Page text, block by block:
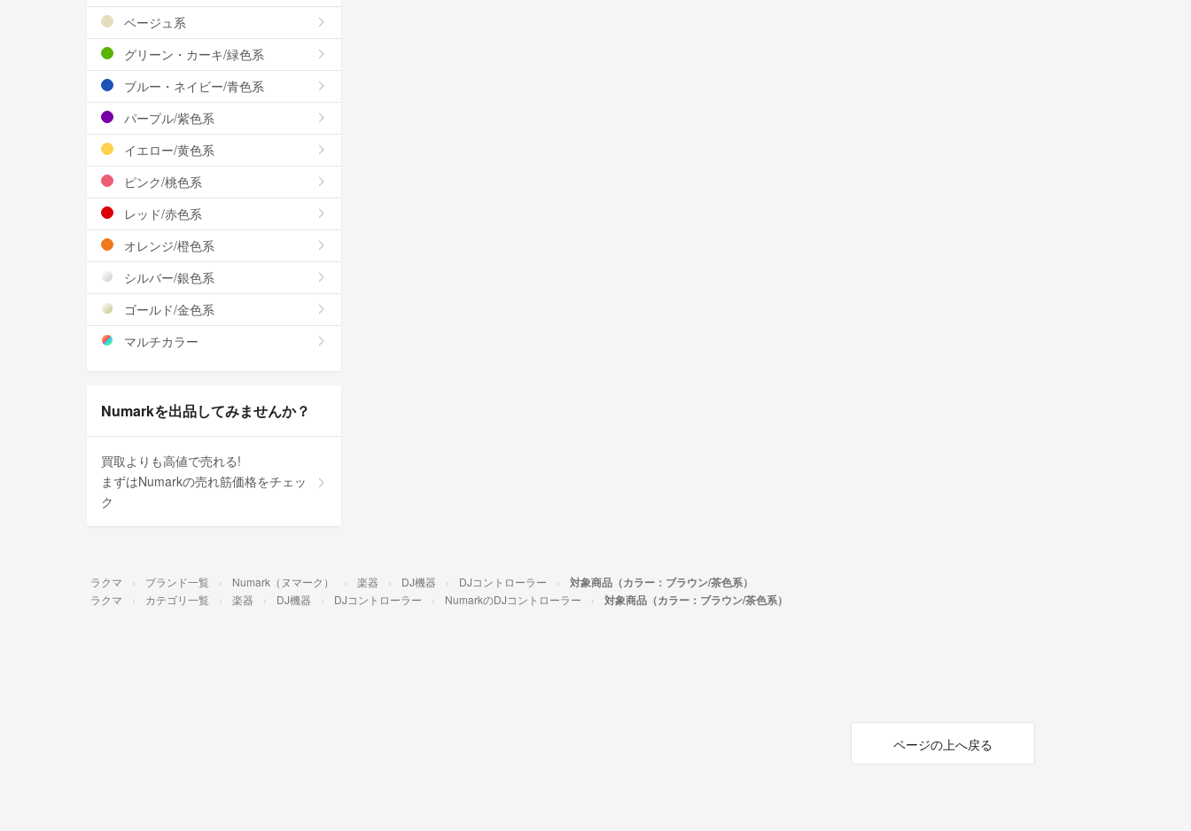
ベージュ系
グリーン・カーキ/緑色系
ブルー・ネイビー/青色系
パープル/紫色系
イエロー/黄色系
ピンク/桃色系
レッド/赤色系
オレンジ/橙色系
シルバー/銀色系
ゴールド/金色系
マルチカラー
Numarkを出品してみませんか？
買取よりも高値で売れる!
まずはNumarkの売れ筋価格をチェッ
ク
ラクマ ブランド一覧 Numark（ヌマーク） 楽器 DJ機器 DJコントローラー 対象商品（カラー：ブラウン/茶色系）
ラクマ カテゴリ一覧 楽器 DJ機器 DJコントローラー NumarkのDJコントローラー 対象商品（カラー：ブラウン/茶色系）
ページの上へ戻る